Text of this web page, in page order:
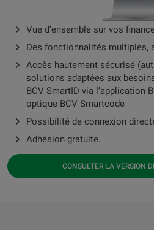
Vue d’ensemble sur vos
Des fonctionnalités multiples,
Accès hautement sécurisé
solutions adaptées aux
BCV SmartID via l’application
optique BCV Smartcode
Possibilité de connexion
Adhésion gratuite.
CONSULTER LA VERSION